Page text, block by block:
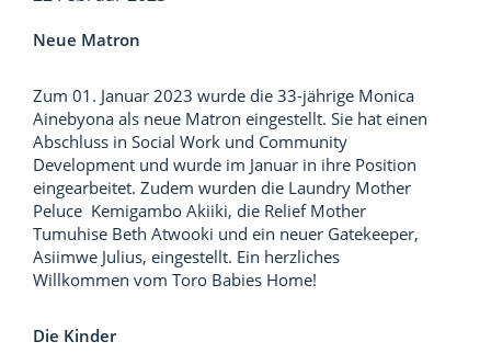
Neue Matron
Zum 01. Januar 2023 wurde die 33-jährige Monica
Ainebyona als neue Matron eingestellt. Sie hat einen
Abschluss in Social Work und Community
Development und wurde im Januar in ihre Position
eingearbeitet. Zudem wurden die Laundry Mother
Peluce Kemigambo Akiiki, die Relief Mother
Tumuhise Beth Atwooki und ein neuer Gatekeeper,
Asiimwe Julius, eingestellt. Ein herzliches
Willkommen vom Toro Babies Home!
Die Kinder